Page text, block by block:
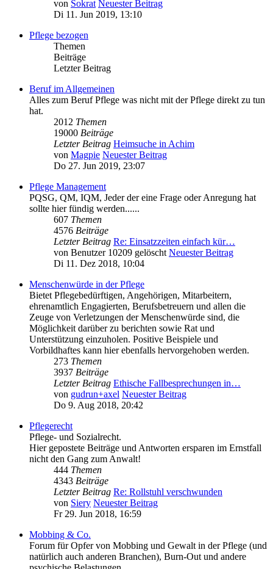
von Sokrat Neuester Beitrag
Di 11. Jun 2019, 13:10
Pflege bezogen
Themen
Beiträge
Letzter Beitrag
Beruf im Allgemeinen
Alles zum Beruf Pflege was nicht mit der Pflege direkt zu tun
hat.
2012 Themen
19000 Beiträge
Letzter Beitrag Heimsuche in Achim
von Magpie Neuester Beitrag
Do 27. Jun 2019, 23:07
Pflege Management
PQSG, QM, IQM, Jeder der eine Frage oder Anregung hat
sollte hier fündig werden......
607 Themen
4576 Beiträge
Letzter Beitrag Re: Einsatzzeiten einfach kür…
von Benutzer 10209 gelöscht Neuester Beitrag
Di 11. Dez 2018, 10:04
Menschenwürde in der Pflege
Bietet Pflegebedürftigen, Angehörigen, Mitarbeitern,
ehrenamtlich Engagierten, Berufsbetreuern und allen die
Zeuge von Verletzungen der Menschenwürde sind, die
Möglichkeit darüber zu berichten sowie Rat und
Unterstützung einzuholen. Positive Beispiele und
Vorbildhaftes kann hier ebenfalls hervorgehoben werden.
273 Themen
3937 Beiträge
Letzter Beitrag Ethische Fallbesprechungen in…
von gudrun+axel Neuester Beitrag
Do 9. Aug 2018, 20:42
Pflegerecht
Pflege- und Sozialrecht.
Hier gepostete Beiträge und Antworten ersparen im Ernstfall
nicht den Gang zum Anwalt!
444 Themen
4343 Beiträge
Letzter Beitrag Re: Rollstuhl verschwunden
von Siery Neuester Beitrag
Fr 29. Jun 2018, 16:59
Mobbing & Co.
Forum für Opfer von Mobbing und Gewalt in der Pflege (und
natürlich auch anderen Branchen), Burn-Out und andere